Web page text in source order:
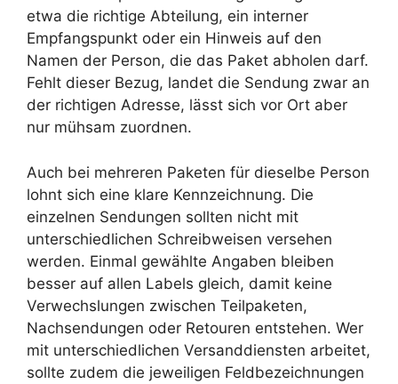
etwa die richtige Abteilung, ein interner
Empfangspunkt oder ein Hinweis auf den
Namen der Person, die das Paket abholen darf.
Fehlt dieser Bezug, landet die Sendung zwar an
der richtigen Adresse, lässt sich vor Ort aber
nur mühsam zuordnen.
Auch bei mehreren Paketen für dieselbe Person
lohnt sich eine klare Kennzeichnung. Die
einzelnen Sendungen sollten nicht mit
unterschiedlichen Schreibweisen versehen
werden. Einmal gewählte Angaben bleiben
besser auf allen Labels gleich, damit keine
Verwechslungen zwischen Teilpaketen,
Nachsendungen oder Retouren entstehen. Wer
mit unterschiedlichen Versanddiensten arbeitet,
sollte zudem die jeweiligen Feldbezeichnungen